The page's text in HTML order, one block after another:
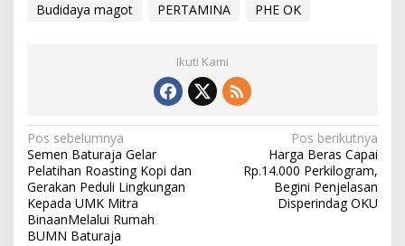
Budidaya magot PERTAMINA PHE OK
Ikuti Kami
Navigasi
pos
Pos sebelumnya
Semen Baturaja Gelar
Pelatihan Roasting Kopi dan
Gerakan Peduli Lingkungan
Kepada UMK Mitra
BinaanMelalui Rumah
BUMN Baturaja
Pos berikutnya
Harga Beras Capai
Rp.14.000 Perkilogram,
Begini Penjelasan
Disperindag OKU